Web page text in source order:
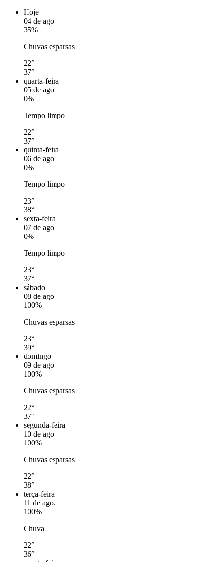
Hoje
04 de ago.
35%
Chuvas esparsas
22°
37°
quarta-feira
05 de ago.
0%
Tempo limpo
22°
37°
quinta-feira
06 de ago.
0%
Tempo limpo
23°
38°
sexta-feira
07 de ago.
0%
Tempo limpo
23°
37°
sábado
08 de ago.
100%
Chuvas esparsas
23°
39°
domingo
09 de ago.
100%
Chuvas esparsas
22°
37°
segunda-feira
10 de ago.
100%
Chuvas esparsas
22°
38°
terça-feira
11 de ago.
100%
Chuva
22°
36°